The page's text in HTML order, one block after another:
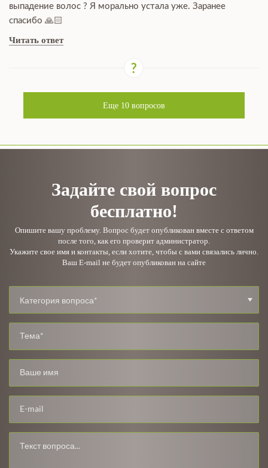
выпадение волос ? Я морально устала уже. Заранее
спасибо 🙏🏻
Читать ответ
Еще 10 вопросов
Задайте свой вопрос
бесплатно!
Опишите вашу проблему. Вопрос будет опубликован вместе с ответом
после того, как его проверит администратор.
Укажите свое имя и контакты, если хотите, чтобы с вами связались лично.
Ваш E-mail не будет опубликован на сайте
Категория вопроса*